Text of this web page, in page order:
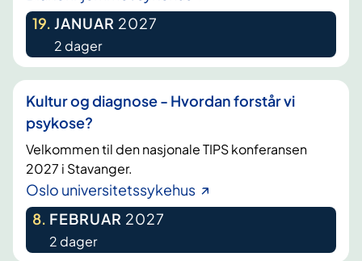
19. JANUAR 2027
2 dager
Kultur og diagnose - Hvordan forstår vi
psykose?
Velkommen til den nasjonale TIPS konferansen
2027 i Stavanger.
Oslo universitetssykehus
8. FEBRUAR 2027
2 dager